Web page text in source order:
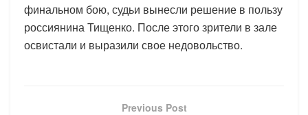
финальном бою, судьи вынесли решение в пользу
россиянина Тищенко. После этого зрители в зале
освистали и выразили свое недовольство.
Previous Post